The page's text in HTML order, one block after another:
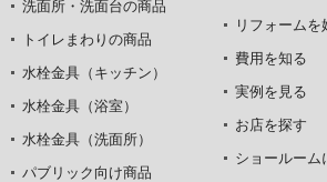
洗面所・洗面台の商品
トイレまわりの商品
水栓金具（キッチン）
水栓金具（浴室）
水栓金具（洗面所）
パブリック向け商品
リフォームを
費用を知る
実例を見る
お店を探す
ショールーム